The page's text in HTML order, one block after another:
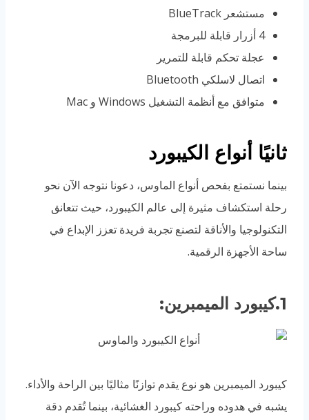
مستشعر BlueTrack
4 أزرار قابلة للبرمجة
عجلة تحكم قابلة للتمرير
اتصال لاسلكي Bluetooth
متوافق مع أنظمة التشغيل Windows و Mac
ثانيًا أنواع الكيبورد
بينما نستمتع بفحص أنواع الماوس، دعونا نتوجه الآن نحو
رحلة استكشاف مثيرة إلى عالم الكيبورد، حيث تتعانق
التكنولوجيا والأناقة لتصنع تجربة فريدة تعزز الإبداع في
ساحة الأجهزة الرقمية.
1.كيبورد الميمبرين:
كيبورد الميمبرين هو نوع يقدم توازنًا مثاليًا بين الراحة والأداء.
يشبه في هدوده وراحته كيبورد الغشائية، بينما تُقدم دقة